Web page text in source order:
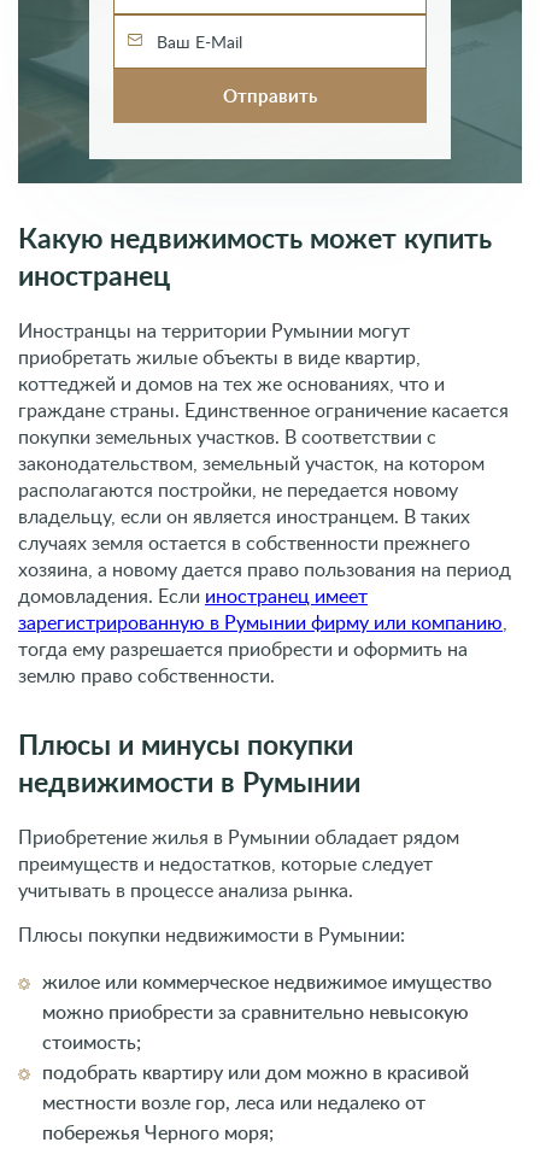
Какую недвижимость может купить
иностранец
Иностранцы на территории Румынии могут
приобретать жилые объекты в виде квартир,
коттеджей и домов на тех же основаниях, что и
граждане страны. Единственное ограничение касается
покупки земельных участков. В соответствии с
законодательством, земельный участок, на котором
располагаются постройки, не передается новому
владельцу, если он является иностранцем. В таких
случаях земля остается в собственности прежнего
хозяина, а новому дается право пользования на период
домовладения. Если иностранец имеет
зарегистрированную в Румынии фирму или компанию,
тогда ему разрешается приобрести и оформить на
землю право собственности.
Плюсы и минусы покупки
недвижимости в Румынии
Приобретение жилья в Румынии обладает рядом
преимуществ и недостатков, которые следует
учитывать в процессе анализа рынка.
Плюсы покупки недвижимости в Румынии:
жилое или коммерческое недвижимое имущество
можно приобрести за сравнительно невысокую
стоимость;
подобрать квартиру или дом можно в красивой
местности возле гор, леса или недалеко от
побережья Черного моря;